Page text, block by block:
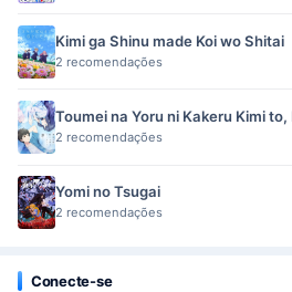
Kimi ga Shinu made Koi wo Shitai
2 recomendações
Toumei na Yoru ni Kakeru Kimi
2 recomendações
Yomi no Tsugai
2 recomendações
Conecte-se